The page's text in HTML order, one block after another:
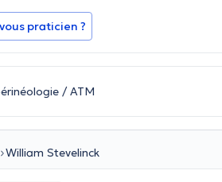
praticien ?
William Stevelinck